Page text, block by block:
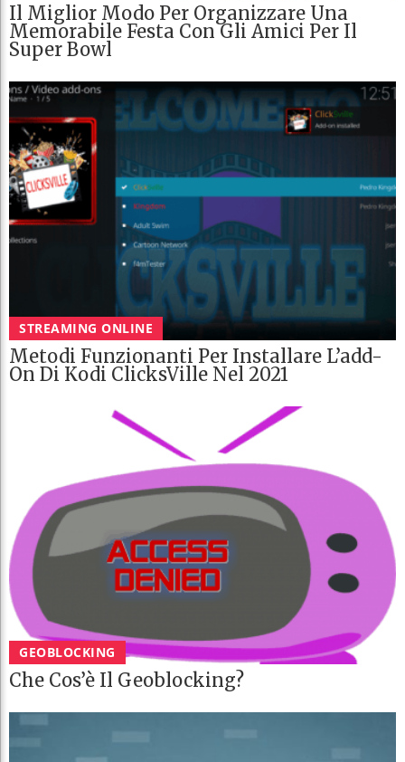
Il Miglior Modo Per Organizzare Una
Memorabile Festa Con Gli Amici Per Il
Super Bowl
STREAMING ONLINE
Metodi Funzionanti Per Installare L’add-
On Di Kodi ClicksVille Nel 2021
GEOBLOCKING
Che Cos’è Il Geoblocking?